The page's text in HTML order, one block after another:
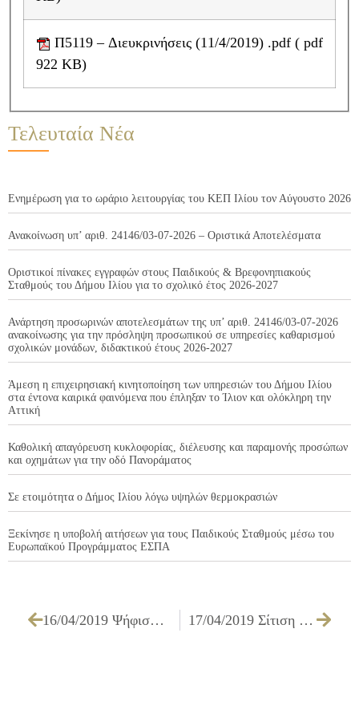
922 KB)
Τελευταία Νέα
Ενημέρωση για το ωράριο λειτουργίας του ΚΕΠ Ιλίου τον Αύγουστο 2026
Ανακοίνωση υπ’ αριθ. 24146/03-07-2026 – Οριστικά Αποτελέσματα
Οριστικοί πίνακες εγγραφών στους Παιδικούς & Βρεφονηπιακούς
Σταθμούς του Δήμου Ιλίου για το σχολικό έτος 2026-2027
Ανάρτηση προσωρινών αποτελεσμάτων της υπ’ αριθ. 24146/03-07-2026
ανακοίνωσης για την πρόσληψη προσωπικού σε υπηρεσίες καθαρισμού
σχολικών μονάδων, διδακτικού έτους 2026-2027
Άμεση η επιχειρησιακή κινητοποίηση των υπηρεσιών του Δήμου Ιλίου
στα έντονα καιρικά φαινόμενα που έπληξαν το Ίλιον και ολόκληρη την
Αττική
Καθολική απαγόρευση κυκλοφορίας, διέλευσης και παραμονής προσώπων
και οχημάτων για την οδό Πανοράματος
Σε ετοιμότητα ο Δήμος Ιλίου λόγω υψηλών θερμοκρασιών
Ξεκίνησε η υποβολή αιτήσεων για τους Παιδικούς Σταθμούς μέσω του
Ευρωπαϊκού Προγράμματος ΕΣΠΑ
16/04/2019 Ψήφισμα Δημοτικού Συμβουλίου Ιλίου σχετικά με την εγκατάσταση σταθμού βάσης κινητής τηλεφωνίας 17/04/2019 Σίτιση μαθητών του Μουσικού Σχολείου Ιλίου, σχολικού έτους 2019-2020